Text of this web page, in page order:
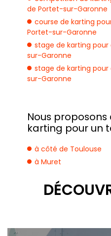
de Portet-sur-Garonne
course de karting
Portet-sur-Garonne
stage de karting
sur-Garonne
stage de karting
sur-Garonne
Nous
karting pour un
à côté de Toulouse
à Muret